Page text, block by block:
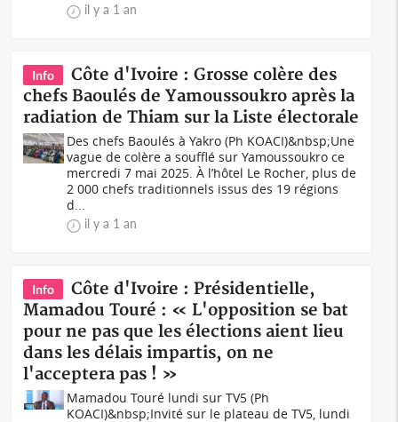
il y a 1 an
Info
Côte d'Ivoire : Grosse colère des
chefs Baoulés de Yamoussoukro après la
radiation de Thiam sur la Liste électorale
Des chefs Baoulés à Yakro (Ph KOACI)&nbsp;Une
vague de colère a soufflé sur Yamoussoukro ce
mercredi 7 mai 2025. À l’hôtel Le Rocher, plus de
2 000 chefs traditionnels issus des 19 régions
d...
il y a 1 an
Info
Côte d'Ivoire : Présidentielle,
Mamadou Touré : « L'opposition se bat
pour ne pas que les élections aient lieu
dans les délais impartis, on ne
l'acceptera pas ! »
Mamadou Touré lundi sur TV5 (Ph
KOACI)&nbsp;Invité sur le plateau de TV5, lundi